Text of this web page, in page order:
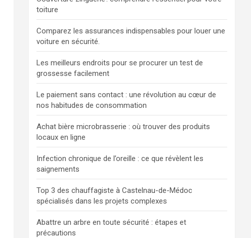
toiture
Comparez les assurances indispensables pour louer une
voiture en sécurité.
Les meilleurs endroits pour se procurer un test de
grossesse facilement
Le paiement sans contact : une révolution au cœur de
nos habitudes de consommation
Achat bière microbrasserie : où trouver des produits
locaux en ligne
Infection chronique de l’oreille : ce que révèlent les
saignements
Top 3 des chauffagiste à Castelnau-de-Médoc
spécialisés dans les projets complexes
Abattre un arbre en toute sécurité : étapes et
précautions